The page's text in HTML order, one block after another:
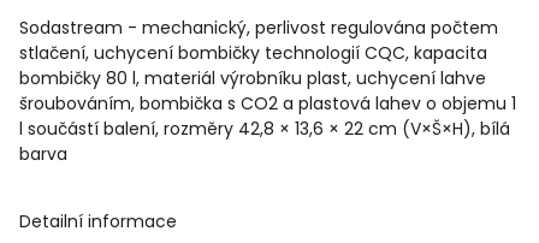
Sodastream - mechanický, perlivost regulována počtem
stlačení, uchycení bombičky technologií CQC, kapacita
bombičky 80 l, materiál výrobníku plast, uchycení lahve
šroubováním, bombička s CO2 a plastová lahev o objemu 1
l součástí balení, rozměry 42,8 × 13,6 × 22 cm (V×Š×H), bílá
barva
Detailní informace